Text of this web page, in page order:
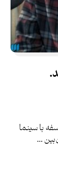
با سینما
...